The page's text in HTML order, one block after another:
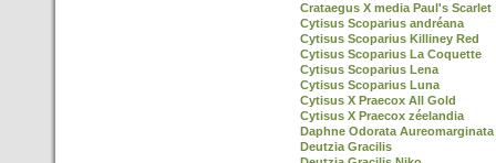
Crataegus X media Paul's Scarlet
Cytisus Scoparius andréana
Cytisus Scoparius Killiney Red
Cytisus Scoparius La Coquette
Cytisus Scoparius Lena
Cytisus Scoparius Luna
Cytisus X Praecox All Gold
Cytisus X Praecox zéelandia
Daphne Odorata Aureomarginata
Deutzia Gracilis